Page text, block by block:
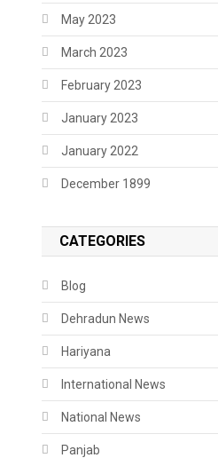
May 2023
March 2023
February 2023
January 2023
January 2022
December 1899
CATEGORIES
Blog
Dehradun News
Hariyana
International News
National News
Panjab